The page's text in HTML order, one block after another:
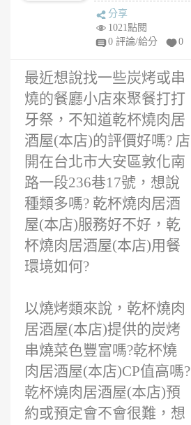
6
分享
1021點閱
0 評論/給分
0
最近想說找一些炭烤或串
燒的餐廳小店來聚餐打打
牙祭，不知道乾杯燒肉居
酒屋(本店)的評價好嗎? 店
開在台北市大安區敦化南
路一段236巷17號，想說
種類多嗎? 乾杯燒肉居酒
屋(本店)服務好不好，乾
杯燒肉居酒屋(本店)用餐
環境如何?
以燒烤類來說，乾杯燒肉
居酒屋(本店)提供的炭烤
串燒菜色豐富嗎?乾杯燒
肉居酒屋(本店)CP值高嗎?
乾杯燒肉居酒屋(本店)預
約或預定會不會很難，想